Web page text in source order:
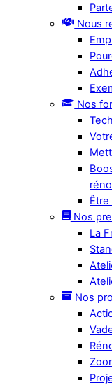
Nous
Nos
réno
Nos
La
Nos